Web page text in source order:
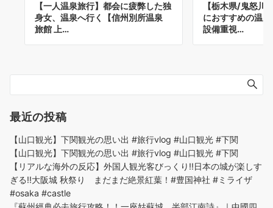
【一人温泉旅行】都会に疲弊した独
身女、温泉へ行く【信州別所温泉
旅館 上…
【栃木県/鬼怒川
におすすめの温
設備重視…
最近の投稿
【山口観光】下関観光の思い出 #旅行vlog #山口観光 #下関
【山口観光】下関観光の思い出 #旅行vlog #山口観光 #下関
【リアルな海外の反応】外国人観光客びっくり!!日本の城が楽しす
ぎる!!大阪城 秋祭り まだまだ絶景紅葉！#豊国神社 #ミライザ
#osaka #castle